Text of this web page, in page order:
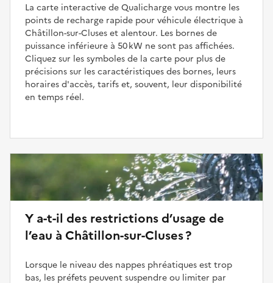
La carte interactive de Qualicharge vous montre les
points de recharge rapide pour véhicule électrique à
Châtillon-sur-Cluses et alentour. Les bornes de
puissance inférieure à 50 kW ne sont pas affichées.
Cliquez sur les symboles de la carte pour plus de
précisions sur les caractéristiques des bornes, leurs
horaires d'accès, tarifs et, souvent, leur disponibilité
en temps réel.
Y a-t-il des restrictions d’usage de
l’eau à Châtillon-sur-Cluses ?
Lorsque le niveau des nappes phréatiques est trop
bas, les préfets peuvent suspendre ou limiter par